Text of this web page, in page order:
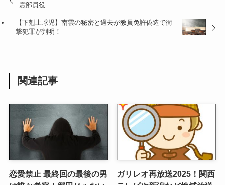
霊部員役
【下剋上球児】南雲の秘密と過去が教員免許偽造で衝
撃犯罪が判明！
関連記事
恋愛禁止 最終回の最後の男
ガリレオ再放送2025！関西